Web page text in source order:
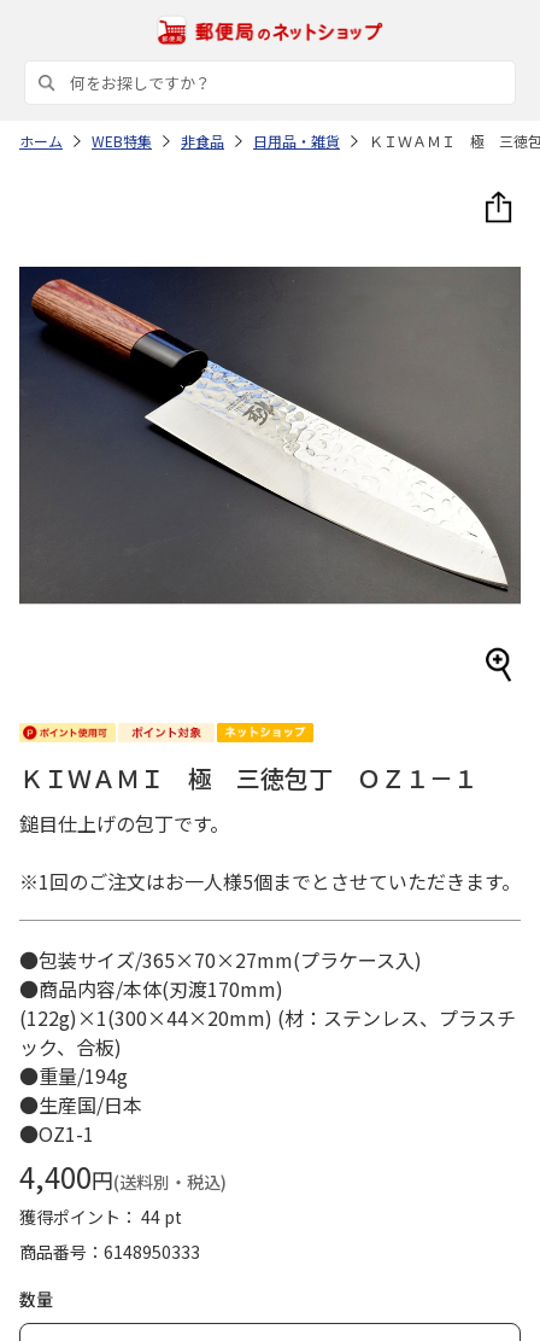
ホーム WEB特集 非食品 日用品・雑貨 ＫＩＷＡＭＩ 極 三徳
ＫＩＷＡＭＩ 極 三徳包丁 ＯＺ１－１
鎚目仕上げの包丁です。
※1回のご注文はお一人様5個までとさせていただきます。
●包装サイズ/365×70×27mm(プラケース入)
●商品内容/本体(刃渡170mm)
(122g)×1(300×44×20mm) (材：ステンレス、プラスチ
ック、合板)
●重量/194g
●生産国/日本
●OZ1-1
4,400円(送料別・税込)
獲得ポイント： 44 pt
商品番号
6148950333
数量